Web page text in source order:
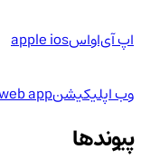
اپ آی‌او‌اسapple ios
وب اپلیکیشنweb app
پیوندها